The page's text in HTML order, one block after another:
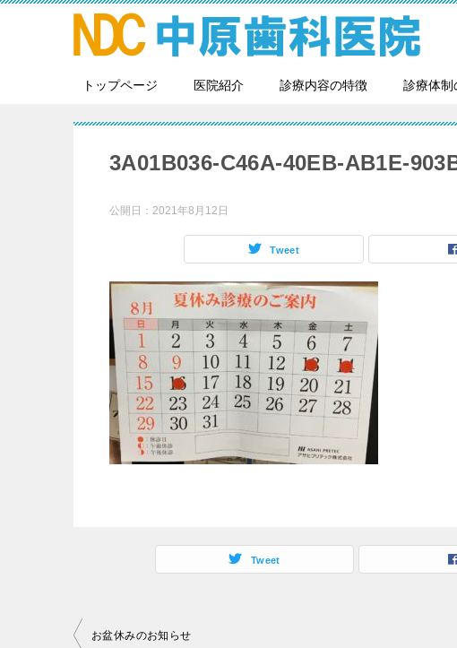
トップページ 医院紹介 診療内容の特徴 診療体制
3A01B036-C46A-40EB-AB1E-
公開日： 2021年8月12日
Tweet
Tweet
投
お盆休みのお知らせ